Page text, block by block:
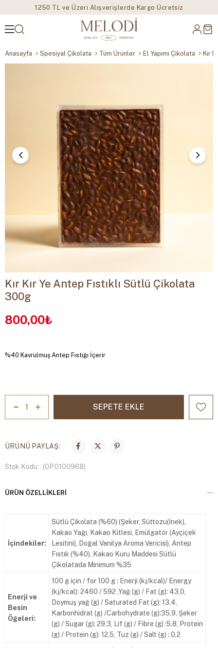
1250 TL ve Üzeri Alışverişlerde Kargo Ücretsiz
Anasayfa Spesiyal Çikolata Tüm Ürünler El Yapımı Çikolata Kır
Kır Kır Ye Antep Fıstıklı Sütlü Çikolata
300g
800,00₺
%40 Kavrulmuş Antep Fıstığı İçerir
ÜRÜNÜ PAYLAŞ:
Stok Kodu (0P.0100968)
ÜRÜN ÖZELLIKLERI
İçindekiler:
Sütlü Çikolata (%60) (Şeker, Süttozu(İnek),
Kakao Yağı, Kakao Kitlesi, Emülgatör (Ayçiçek
Lesitini), Doğal Vanilya Aroma Vericisi), Antep
Fıstık (%40), Kakao Kuru Maddesi Sütlü
Çikolatada Minimum %35
Enerji ve
Besin
Öğeleri:
100 g için / for 100 g : Enerji (kj/kcal)/ Energy
(kj/kcal): 2460 / 592 ,Yağ (g) / Fat (g): 43,0,
Doymuş yağ (g) / Saturated Fat (g): 13,4,
Karbonhidrat (g) /Carbohydrate (g):35,9, Şeker
(g) / Sugar (g): 29,3, Lif (g) / Fibre (g) :5,8, Protein
(g) / Protein (g): 12,5, Tuz (g) / Salt (g) : 0,2